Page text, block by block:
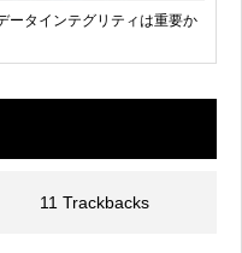
ータインテグリティは重要か
11 Trackbacks